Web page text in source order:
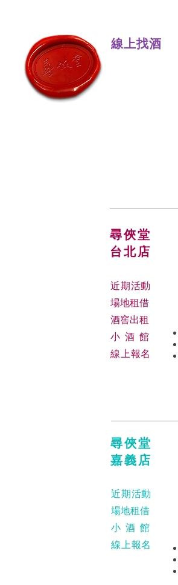
線上找酒
尋俠堂
台北店
近期活動
場地租借
​酒窖出租
小酒 館
線上報名
尋俠堂
嘉義店
近期活動
場地租借
小酒 館
線上報名